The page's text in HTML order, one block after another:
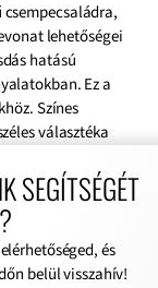
lehetőségei
hatású
Ez a
Színes
választéka
vonalakkal
hangulat
SEGÍTSÉGÉT
és
belül visszahív!